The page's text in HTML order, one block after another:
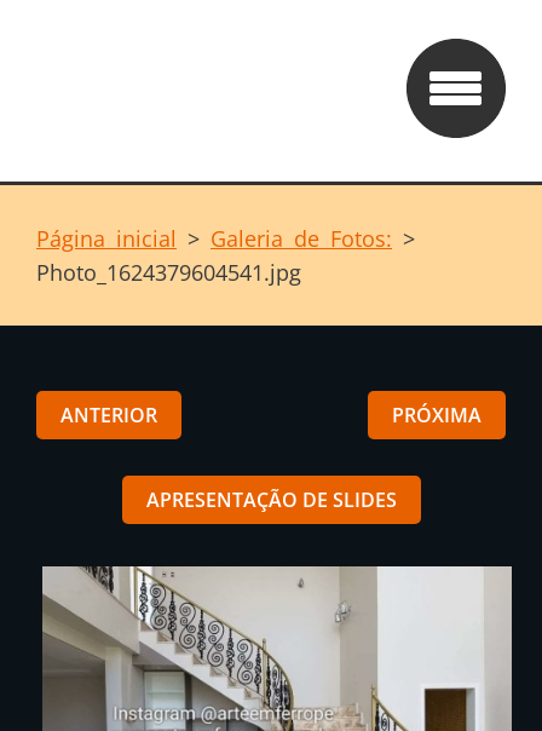
Página inicial > Galeria de Fotos: >
Photo_1624379604541.jpg
ANTERIOR PRÓXIMA
APRESENTAÇÃO DE SLIDES